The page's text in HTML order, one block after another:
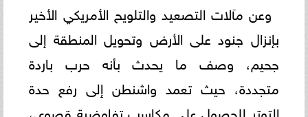
​وعن مآلات التصعيد والتلويح الأمريكي الأخير
بإنزال جنود على الأرض وتحويل المنطقة إلى
جحيم، وصف ما يحدث بأنه حرب باردة
متجددة، حيث تعمد واشنطن إلى رفع حدة
التوتر للحصول على مكاسب تفاوضية قصوى،